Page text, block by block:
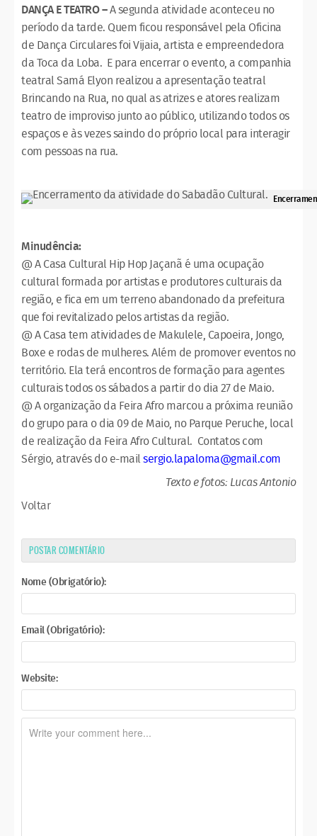
DANÇA E TEATRO –A segunda atividade aconteceu no
período da tarde. Quem ficou responsável pela Oficina
de Dança Circulares foi Vijaia, artista e empreendedora
da Toca da Loba. E para encerrar o evento, a companhia
teatral Samá Elyon realizou a apresentação teatral
Brincando na Rua, no qual as atrizes e atores realizam
teatro de improviso junto ao público, utilizando todos os
espaços e às vezes saindo do próprio local para interagir
com pessoas na rua.
Minudência:
@ A Casa Cultural Hip Hop Jaçanã é uma ocupação
cultural formada por artistas e produtores culturais da
região, e fica em um terreno abandonado da prefeitura
que foi revitalizado pelos artistas da região.
@ A Casa tem atividades de Makulele, Capoeira, Jongo,
Boxe e rodas de mulheres. Além de promover eventos no
território. Ela terá encontros de formação para agentes
culturais todos os sábados a partir do dia 27 de Maio.
@ A organização da Feira Afro marcou a próxima reunião
do grupo para o dia 09 de Maio, no Parque Peruche, local
de realização da Feira Afro Cultural. Contatos com
Sérgio, através do e-mailsergio.lapaloma@gmail.com
Texto e fotos: Lucas Antonio
Voltar
POSTAR COMENTÁRIO
Nome (Obrigatório):
Email (Obrigatório):
Website: